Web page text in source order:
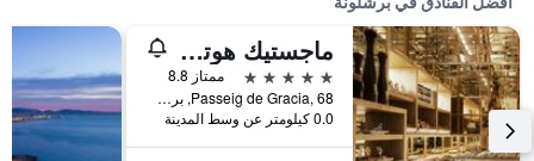
ماجستيك هوتل آند سبا برشلونة جي إل
5 نجوم
ممتاز 8.8
Passeig de Gracia, 68, برشلونة, أسبانيا
0.0 كيلومتر عن وسط المدينة